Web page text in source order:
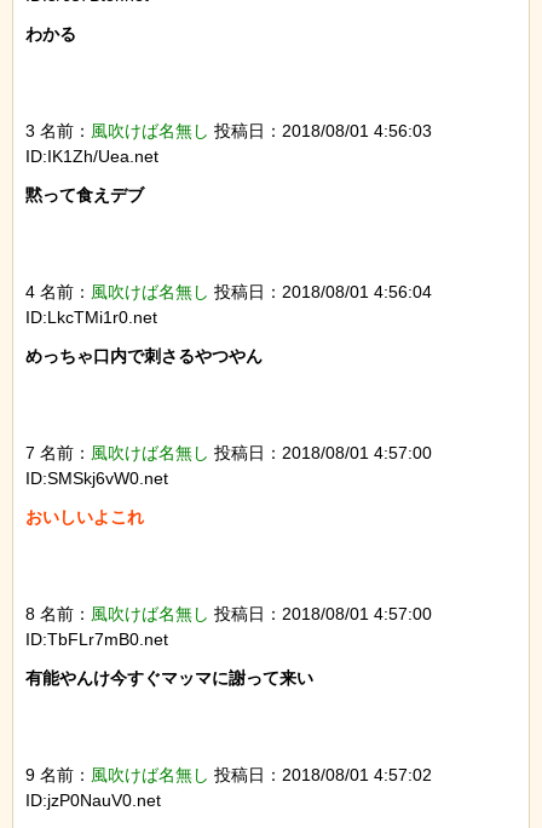
わかる
3 名前： 風吹けば名無し 投稿日：2018/08/01 4:56:03
ID:IK1Zh/Uea.net
黙って食えデブ
4 名前： 風吹けば名無し 投稿日：2018/08/01 4:56:04
ID:LkcTMi1r0.net
めっちゃ口内で刺さるやつやん
7 名前： 風吹けば名無し 投稿日：2018/08/01 4:57:00
ID:SMSkj6vW0.net
おいしいよこれ
8 名前： 風吹けば名無し 投稿日：2018/08/01 4:57:00
ID:TbFLr7mB0.net
有能やんけ今すぐマッマに謝って来い
9 名前： 風吹けば名無し 投稿日：2018/08/01 4:57:02
ID:jzP0NauV0.net